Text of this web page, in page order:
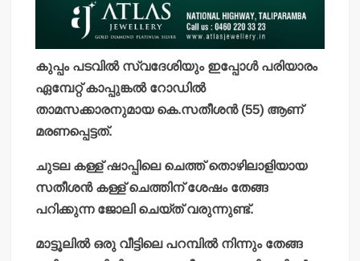
കുപ്പം പടവില്‍ സ്വദേശിയും ഇപ്പോള്‍ പരിയാരം
ഏമ്പേറ്റ് കാപ്പുങ്കല്‍ റോഡില്‍
താമസക്കാരനുമായ കെ.സതീശന്‍ (55) ആണ്
മരണപ്പെട്ടത്.
ചുടല കള്ള് ഷാപ്പിലെ ചെത്ത് തൊഴിലാളിയായ
സതീശന്‍ കള്ള് ചെത്തിന് ശേഷം തേങ്ങ
പറിക്കുന്ന ജോലി ചെയ്ത് വരുന്നുണ്ട്.
മാട്ടൂലില്‍ ഒരു വീട്ടിലെ പറമ്പില്‍ നിന്നും തേങ്ങ